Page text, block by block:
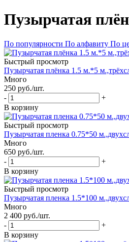
Пузырчатая
По популярности По алфавиту По
Быстрый просмотр
Пузырчатая плёнка 1.5 м.*5
Много
250 руб./шт.
-
+
В корзину
Быстрый просмотр
Пузырчатая пленка 0.75*50
Много
650 руб./шт.
-
+
В корзину
Быстрый просмотр
Пузырчатая пленка 1.5*100
Много
2 400 руб./шт.
-
+
В корзину